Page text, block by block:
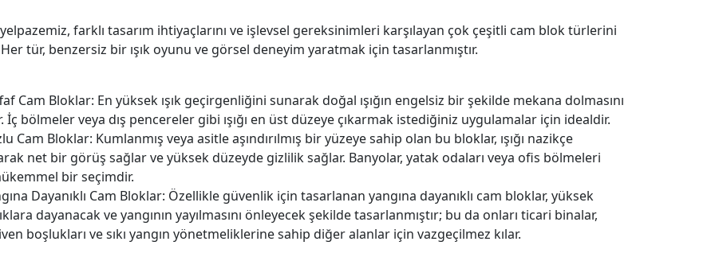
farklı tasarım ihtiyaçlarını ve işlevsel gereksinimleri karşılayan çok çeşitli cam blok türlerini
tür, benzersiz bir ışık oyunu ve görsel deneyim yaratmak için tasarlanmıştır.
Cam Bloklar: En yüksek ışık geçirgenliğini sunarak doğal ışığın engelsiz bir şekilde mekana dolmasını
İç bölmeler veya dış pencereler gibi ışığı en üst düzeye çıkarmak istediğiniz uygulamalar için idealdir.
Cam Bloklar: Kumlanmış veya asitle aşındırılmış bir yüzeye sahip olan bu bloklar, ışığı nazikçe
net bir görüş sağlar ve yüksek düzeyde gizlilik sağlar. Banyolar, yatak odaları veya ofis bölmeleri
bir seçimdir.
Dayanıklı Cam Bloklar: Özellikle güvenlik için tasarlanan yangına dayanıklı cam bloklar, yüksek
dayanacak ve yangının yayılmasını önleyecek şekilde tasarlanmıştır; bu da onları ticari binalar,
boşlukları ve sıkı yangın yönetmeliklerine sahip diğer alanlar için vazgeçilmez kılar.